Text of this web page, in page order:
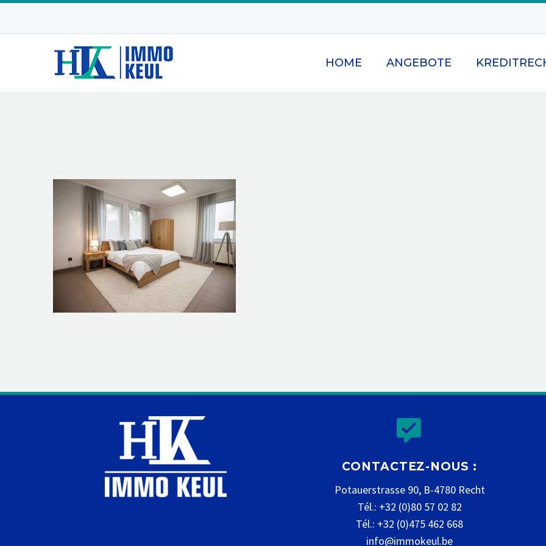
HOME ANGEBOTE


CONTACTEZ-NOUS :
Potauerstrasse 90, B-4780 Recht
Tél.: +32 (0)80 57 02 82
Tél.: +32 (0)475 462 668
info@immokeul.be